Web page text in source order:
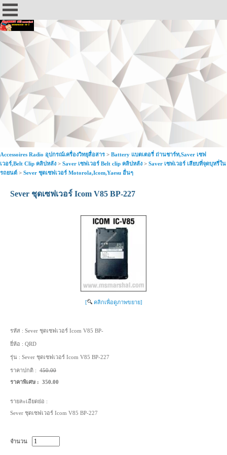
Accessoires Radio อุปกรณ์เครื่องวิทยุสื่อสาร > Battery แบตเตอรี่ ถ่านชาร์ท,Saver เซฟ
เวอร์,Belt Clip คลิปหลัง > Saver เซฟเวอร์ Belt clip คลิปหลัง > Saver เซฟเวอร์ เสียบที่จุดบุหรี่ใน
รถยนต์ > Sever ชุดเซฟเวอร์ Motorola,Icom,Yaesu อื่นๆ
Sever ชุดเซฟเวอร์ Icom V85 BP-227
[ คลิกเพื่อดูภาพขยาย]
รหัส : Sever ชุดเซฟเวอร์ Icom V85 BP-
ยี่ห้อ : QRD
รุ่น : Sever ชุดเซฟเวอร์ Icom V85 BP-227
ราคาปกติ : 450.00
ราคาพิเศษ : 350.00
รายละเอียดย่อ :
Sever ชุดเซฟเวอร์ Icom V85 BP-227
จำนวน